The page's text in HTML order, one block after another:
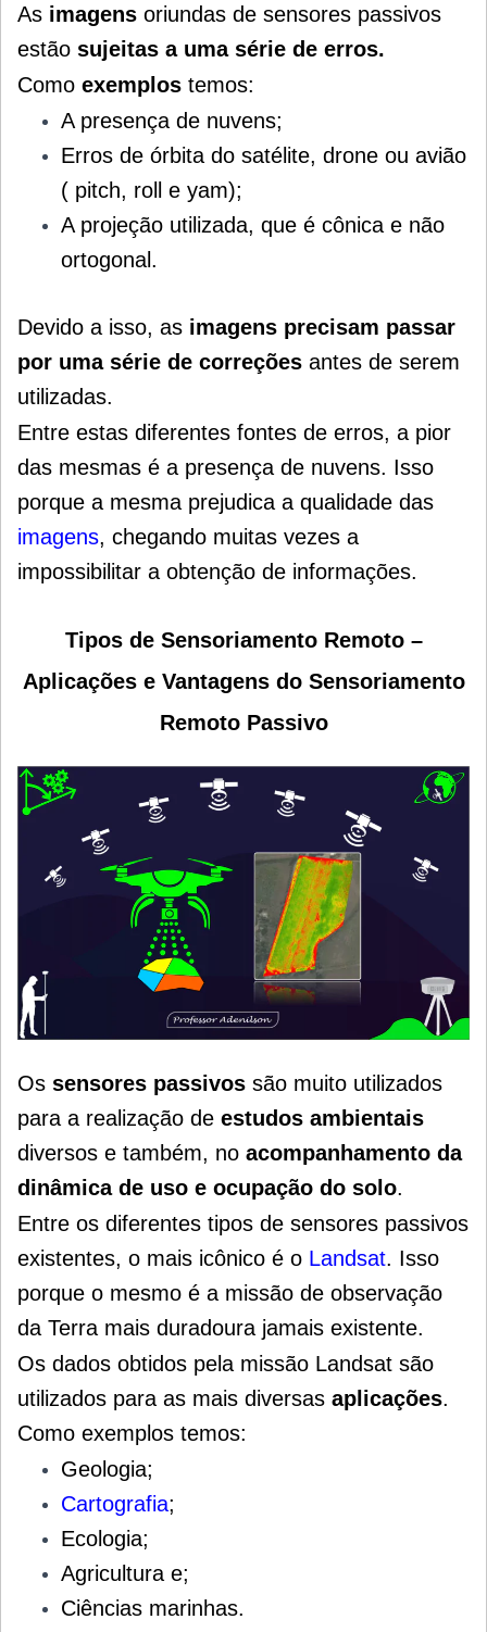
As imagens oriundas de sensores passivos
estão sujeitas a uma série de erros.
Como exemplos temos:
A presença de nuvens;
Erros de órbita do satélite, drone ou avião
( pitch, roll e yam);
A projeção utilizada, que é cônica e não
ortogonal.
Devido a isso, as imagens precisam passar
por uma série de correções antes de serem
utilizadas.
Entre estas diferentes fontes de erros, a pior
das mesmas é a presença de nuvens. Isso
porque a mesma prejudica a qualidade das
imagens, chegando muitas vezes a
impossibilitar a obtenção de informações.
Tipos de Sensoriamento Remoto –
Aplicações e Vantagens do Sensoriamento
Remoto Passivo
Os sensores passivos são muito utilizados
para a realização de estudos ambientais
diversos e também, no acompanhamento da
dinâmica de uso e ocupação do solo.
Entre os diferentes tipos de sensores passivos
existentes, o mais icônico é o Landsat. Isso
porque o mesmo é a missão de observação
da Terra mais duradoura jamais existente.
Os dados obtidos pela missão Landsat são
utilizados para as mais diversas aplicações.
Como exemplos temos:
Geologia;
Cartografia;
Ecologia;
Agricultura e;
Ciências marinhas.